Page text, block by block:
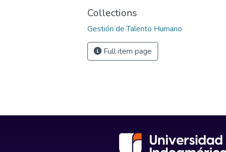
Collections
Gestión de Talento Humano
Full item page